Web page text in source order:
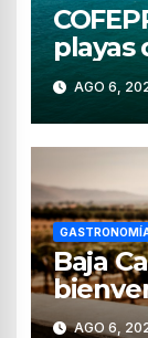
playas
para
AGO 6,
Baja
AGO 6,